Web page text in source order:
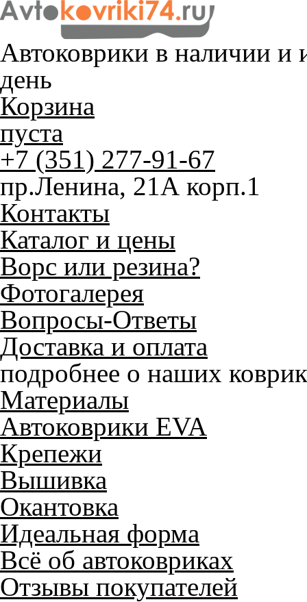
Автоковрики в наличии и
день
Корзина
пуста
+7 (351) 277-91-67
пр.Ленина, 21А корп.1
Контакты
Каталог и цены
Ворс или резина?
Фотогалерея
Вопросы-Ответы
Доставка и оплата
подробнее о наших
Материалы
Автоковрики EVA
Крепежи
Вышивка
Окантовка
Идеальная форма
Всё об автоковриках
Отзывы покупателей